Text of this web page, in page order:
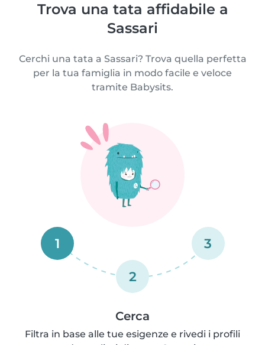
Trova una tata affidabile a
Sassari
Cerchi una tata a Sassari? Trova quella perfetta
per la tua famiglia in modo facile e veloce
tramite Babysits.
1
2
3
Cerca
Filtra in base alle tue esigenze e rivedi i profili